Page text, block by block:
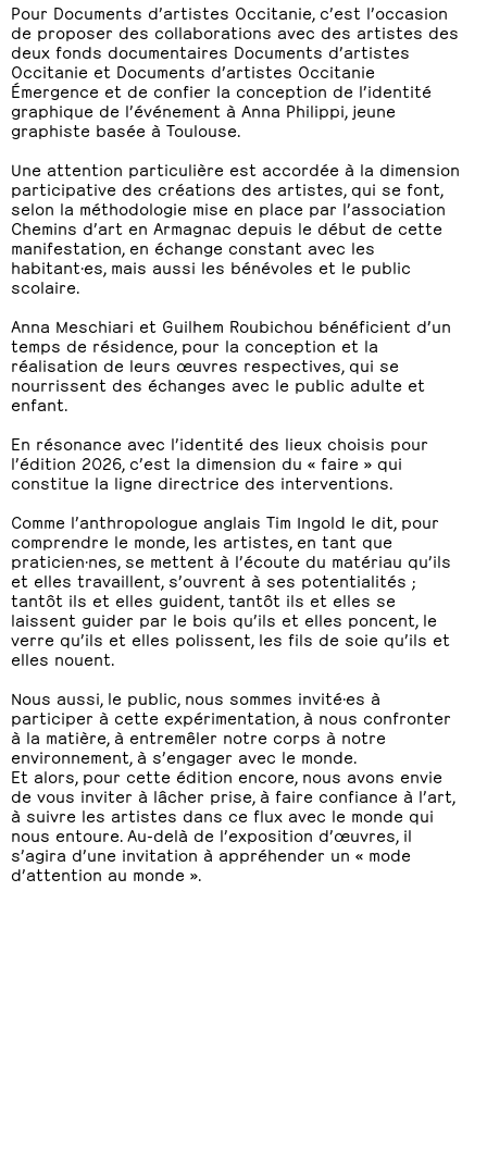
Pour Documents d’artistes Occitanie, c’est l’occasion
de proposer des collaborations avec des artistes des
deux fonds documentaires Documents d’artistes
Occitanie et Documents d’artistes Occitanie
Émergence et de confier la conception de l’identité
graphique de l’événement à Anna Philippi, jeune
graphiste basée à Toulouse.
Une attention particulière est accordée à la dimension
participative des créations des artistes, qui se font,
selon la méthodologie mise en place par l’association
Chemins d’art en Armagnac depuis le début de cette
manifestation, en échange constant avec les
habitant·es, mais aussi les bénévoles et le public
scolaire.
Anna Meschiari et Guilhem Roubichou bénéficient d’un
temps de résidence, pour la conception et la
réalisation de leurs œuvres respectives, qui se
nourrissent des échanges avec le public adulte et
enfant.
En résonance avec l’identité des lieux choisis pour
l’édition 2026, c’est la dimension du « faire » qui
constitue la ligne directrice des interventions.
Comme l’anthropologue anglais Tim Ingold le dit, pour
comprendre le monde, les artistes, en tant que
praticien·nes, se mettent à l’écoute du matériau qu’ils
et elles travaillent, s’ouvrent à ses potentialités ;
tantôt ils et elles guident, tantôt ils et elles se
laissent guider par le bois qu’ils et elles poncent, le
verre qu’ils et elles polissent, les fils de soie qu’ils et
elles nouent.
Nous aussi, le public, nous sommes invité·es à
participer à cette expérimentation, à nous confronter
à la matière, à entremêler notre corps à notre
environnement, à s’engager avec le monde.
Et alors, pour cette édition encore, nous avons envie
de vous inviter à lâcher prise, à faire confiance à l’art,
à suivre les artistes dans ce flux avec le monde qui
nous entoure. Au-delà de l’exposition d’œuvres, il
s’agira d’une invitation à appréhender un « mode
d’attention au monde ».